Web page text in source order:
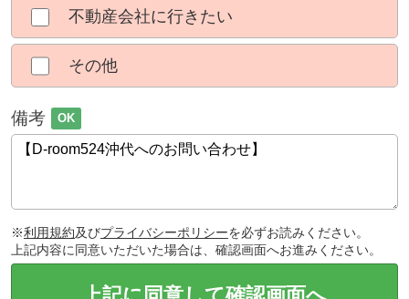
不動産会社に行きたい
その他
備考 OK
※利用規約及びプライバシーポリシーを必ずお読みください。
上記内容に同意いただいた場合は、確認画面へお進みください。